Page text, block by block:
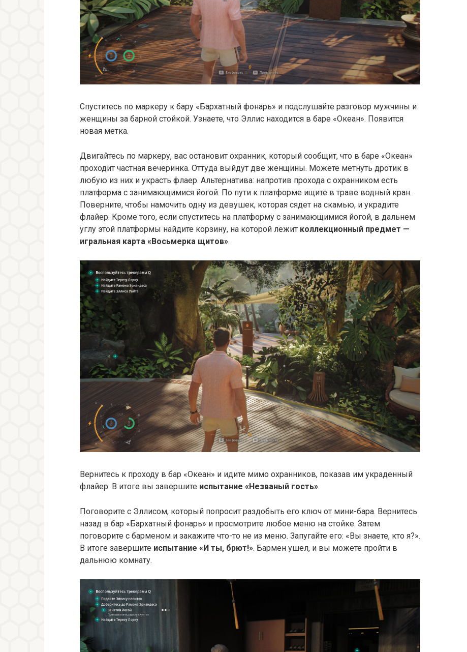
Спуститесь по маркеру к бару «Бархатный фонарь» и подслушайте разговор мужчины и
женщины за барной стойкой. Узнаете, что Эллис находится в баре «Океан». Появится
новая метка.
Двигайтесь по маркеру, вас остановит охранник, который сообщит, что в баре «Океан»
проходит частная вечеринка. Оттуда выйдут две женщины. Можете метнуть дротик в
любую из них и украсть флаер. Альтернатива: напротив прохода с охранником есть
платформа с занимающимися йогой. По пути к платформе ищите в траве водный кран.
Поверните, чтобы намочить одну из девушек, которая сядет на скамью, и украдите
флайер. Кроме того, если спуститесь на платформу с занимающимися йогой, в дальнем
углу этой платформы найдите корзину, на которой лежит коллекционный предмет —
игральная карта «Восьмерка щитов».
Вернитесь к проходу в бар «Океан» и идите мимо охранников, показав им украденный
флайер. В итоге вы завершите испытание «Незваный гость».
Поговорите с Эллисом, который попросит раздобыть его ключ от мини-бара. Вернитесь
назад в бар «Бархатный фонарь» и просмотрите любое меню на стойке. Затем
поговорите с барменом и закажите что-то не из меню. Запугайте его: «Вы знаете, кто я?».
В итоге завершите испытание «И ты, брют!». Бармен ушел, и вы можете пройти в
дальнюю комнату.